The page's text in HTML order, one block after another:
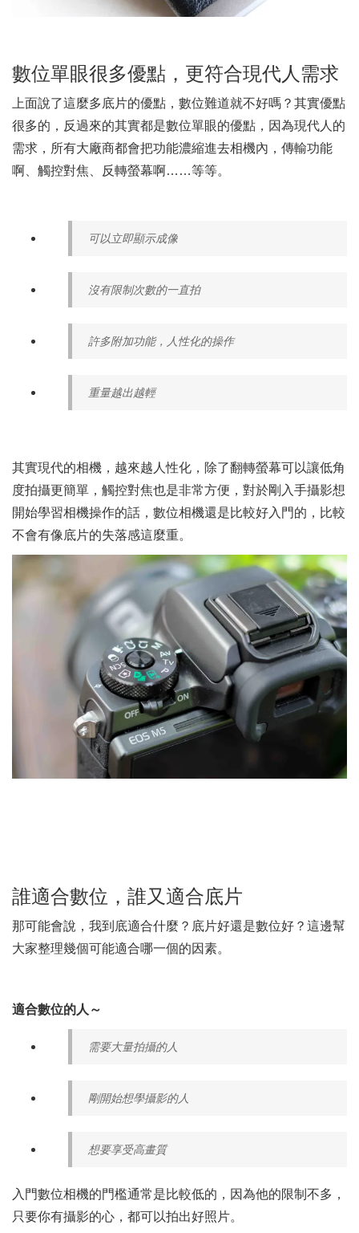
數位單眼很多優點，更符合現代人需求
上面說了這麼多底片的優點，數位難道就不好嗎？其實優點
很多的，反過來的其實都是數位單眼的優點，因為現代人的
需求，所有大廠商都會把功能濃縮進去相機內，傳輸功能
啊、觸控對焦、反轉螢幕啊……等等。
可以立即顯示成像
沒有限制次數的一直拍
許多附加功能，人性化的操作
重量越出越輕
其實現代的相機，越來越人性化，除了翻轉螢幕可以讓低角
度拍攝更簡單，觸控對焦也是非常方便，對於剛入手攝影想
開始學習相機操作的話，數位相機還是比較好入門的，比較
不會有像底片的失落感這麼重。
誰適合數位，誰又適合底片
那可能會說，我到底適合什麼？底片好還是數位好？這邊幫
大家整理幾個可能適合哪一個的因素。
適合數位的人～
需要大量拍攝的人
剛開始想學攝影的人
想要享受高畫質
入門數位相機的門檻通常是比較低的，因為他的限制不多，
只要你有攝影的心，都可以拍出好照片。